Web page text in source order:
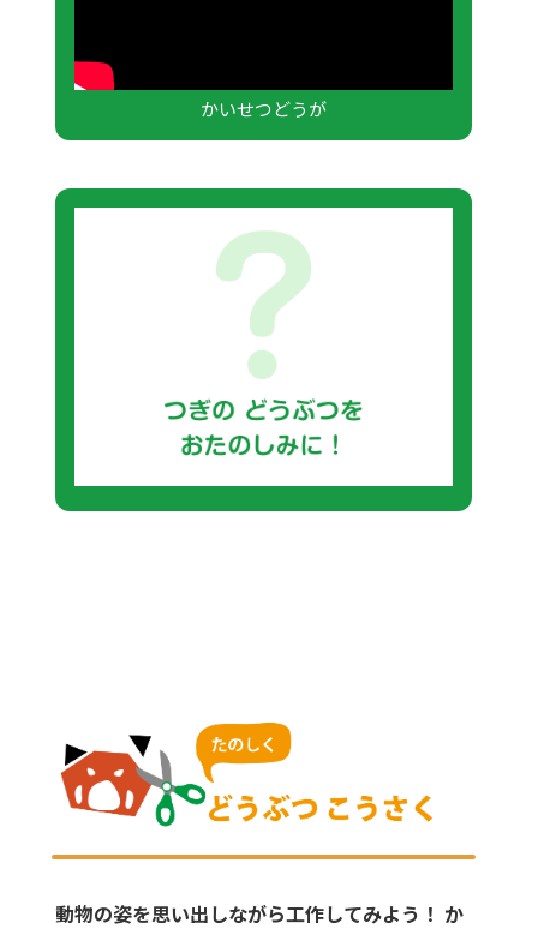
かいせつどうが
動物の姿を思い出しながら工作してみよう！ か